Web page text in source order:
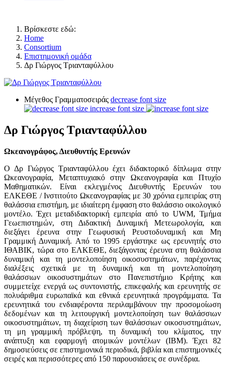
Βρίσκεστε εδώ:
Home
Consortium
Επιστημονική ομάδα
Δρ Γιώργος Τριανταφύλλου
Μέγεθος Γραμματοσειράς decrease font size
increase font size
Δρ Γιώργος Τριανταφύλλου
Ωκεανογράφος, Διευθυντής Ερευνών
Ο Δρ Γιώργος Τριανταφύλλου έχει διδακτορικό δίπλωμα στην
Ωκεανογραφία, Μεταπτυχιακό στην Ωκεανογραφία και Πτυχίο
Μαθηματικών. Είναι εκλεγμένος Διευθυντής Ερευνών του
ΕΛΚΕΘΕ / Ινστιτούτο Ωκεανογραφίας με 30 χρόνια εμπειρίας στη
θαλάσσια επιστήμη, με ιδιαίτερη έμφαση στο θαλάσσιο οικολογικό
μοντέλο. Έχει μεταδιδακτορική εμπειρία από το UWM, Τμήμα
Γεωεπιστημών, στη Διδακτική Δυναμική Μετεωρολογία, και
διεξάγει έρευνα στην Γεωφυσική Ρευστοδυναμική και Μη
Γραμμική Δυναμική. Από το 1995 εργάστηκε ως ερευνητής στο
ΙΘΑΒΙΚ, τώρα στο ΕΛΚΕΘΕ, διεξάγοντας έρευνα στη θαλάσσια
δυναμική και τη μοντελοποίηση οικοσυστημάτων, παρέχοντας
διαλέξεις σχετικά με τη δυναμική και τη μοντελοποίηση
θαλάσσιων οικοσυστημάτων στο Πανεπιστήμιο Κρήτης και
συμμετείχε ενεργά ως συντονιστής, επικεφαλής και ερευνητής σε
πολυάριθμα ευρωπαϊκά και εθνικά ερευνητικά προγράμματα. Τα
ερευνητικά του ενδιαφέροντα περιλαμβάνουν την προσομοίωση
δεδομένων και τη λειτουργική μοντελοποίηση των θαλάσσιων
οικοσυστημάτων, τη διαχείριση των θαλάσσιων οικοσυστημάτων,
τη μη γραμμική πρόβλεψη, τη δυναμική του κλίματος, την
ανάπτυξη και εφαρμογή ατομικών μοντέλων (IBM). Έχει 82
δημοσιεύσεις σε επιστημονικά περιοδικά, βιβλία και επιστημονικές
σειρές και περισσότερες από 150 παρουσιάσεις σε συνέδρια.